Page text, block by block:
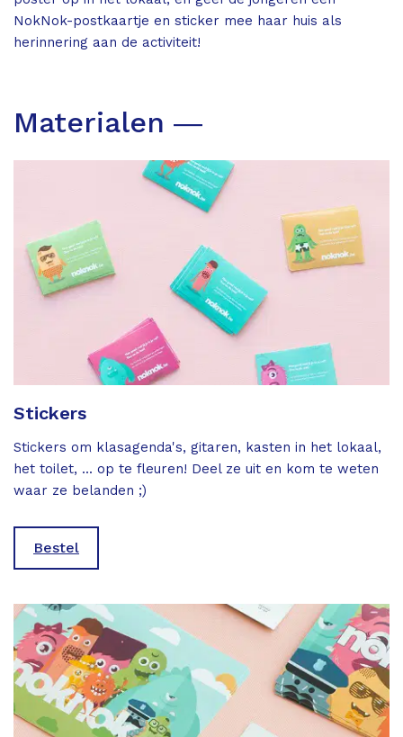
NokNok-postkaartje en sticker mee haar huis als
herinnering aan de activiteit!
Materialen ―
Stickers
Stickers om klasagenda's, gitaren, kasten in het lokaal,
het toilet, ... op te fleuren! Deel ze uit en kom te weten
waar ze belanden ;)
Bestel